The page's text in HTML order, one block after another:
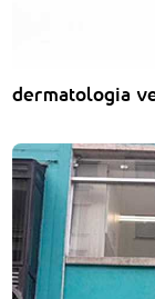
dermatologia